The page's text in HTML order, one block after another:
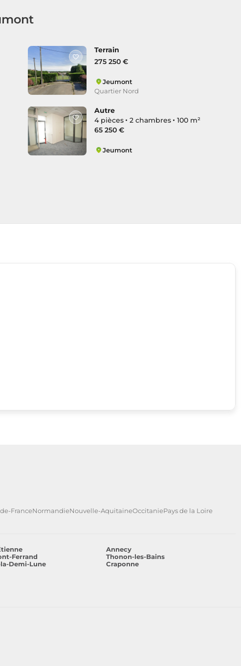
Terrain
275 250 €
Jeumont
Quartier Nord
Autre
4 pièces
2 chambres
100 m²
65 250 €
Jeumont
FranceNormandieNouvelle-AquitaineOccitaniePays de la Loire
Annecy
Ferrand
Thonon-les-Bains
Demi-Lune
Craponne